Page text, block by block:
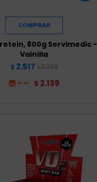
800g Servimedic -
Vainilla
$ 2.517 $ 3.356
$ 2.139